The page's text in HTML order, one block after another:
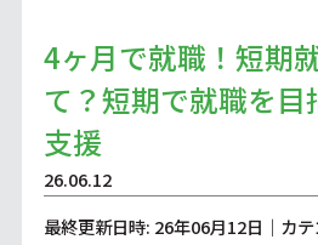
4ヶ月で就職！短期
て？短期で就職を目
支援
26.06.12
最終更新日時: 26年06月12日｜カ